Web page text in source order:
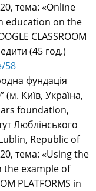
тема: «Online
education on the
CLASSROOM
(45 год.)
58
фундація
(м. Київ, Україна,
foundation,
Люблінського
Republic of
тема: «Using the
example of
PLATFORMS in